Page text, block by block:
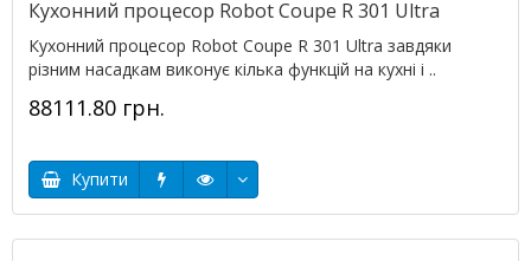
Кухонний процесор Robot Coupe R 301 Ultra
Кухонний процесор Robot Coupe R 301 Ultra завдяки
різним насадкам виконує кілька функцій на кухні і ..
88111.80 грн.
Купити